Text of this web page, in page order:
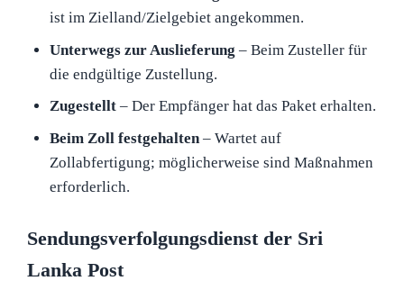
ist im Zielland/Zielgebiet angekommen.
Unterwegs zur Auslieferung – Beim Zusteller für
die endgültige Zustellung.
Zugestellt – Der Empfänger hat das Paket erhalten.
Beim Zoll festgehalten – Wartet auf
Zollabfertigung; möglicherweise sind Maßnahmen
erforderlich.
Sendungsverfolgungsdienst der Sri
Lanka Post